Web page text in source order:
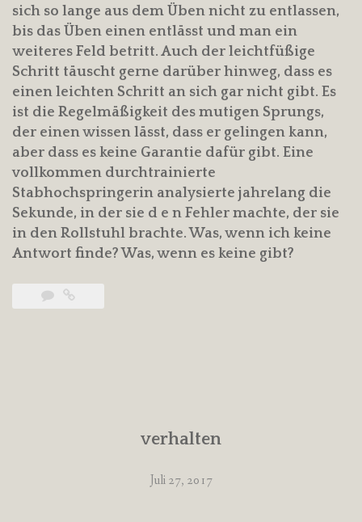
sich so lange aus dem Üben nicht zu entlassen,
bis das Üben einen entlässt und man ein
weiteres Feld betritt. Auch der leichtfüßige
Schritt täuscht gerne darüber hinweg, dass es
einen leichten Schritt an sich gar nicht gibt. Es
ist die Regelmäßigkeit des mutigen Sprungs,
der einen wissen lässt, dass er gelingen kann,
aber dass es keine Garantie dafür gibt. Eine
vollkommen durchtrainierte
Stabhochspringerin analysierte jahrelang die
Sekunde, in der sie d e n Fehler machte, der sie
in den Rollstuhl brachte. Was, wenn ich keine
Antwort finde? Was, wenn es keine gibt?
verhalten
Juli 27, 2017